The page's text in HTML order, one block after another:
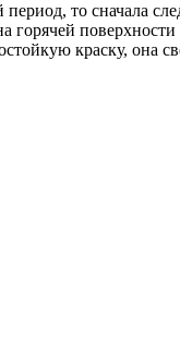
то сначала
горячей
краску, она